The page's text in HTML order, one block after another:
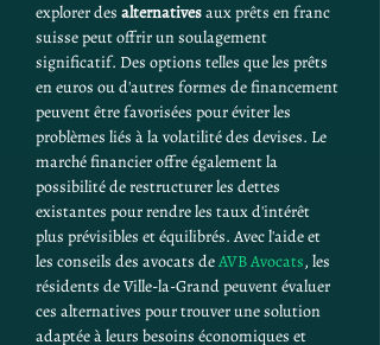
explorer des alternatives aux prêts en franc
suisse peut offrir un soulagement
significatif. Des options telles que les prêts
en euros ou d'autres formes de financement
peuvent être favorisées pour éviter les
problèmes liés à la volatilité des devises. Le
marché financier offre également la
possibilité de restructurer les dettes
existantes pour rendre les taux d'intérêt
plus prévisibles et équilibrés. Avec l'aide et
les conseils des avocats de AVB Avocats, les
résidents de Ville-la-Grand peuvent évaluer
ces alternatives pour trouver une solution
adaptée à leurs besoins économiques et